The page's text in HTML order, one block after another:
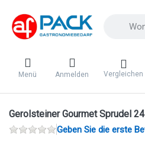
Menü Anmelden Vergleichen
Gerolsteiner Gourmet Sprudel
Geben Sie die erste